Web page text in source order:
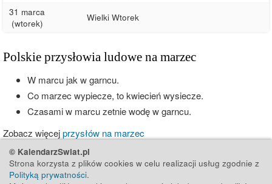
31 marca
(wtorek)
Wielki Wtorek
Polskie przysłowia ludowe na marzec
W marcu jak w garncu.
Co marzec wypiecze, to kwiecień wysiecze.
Czasami w marcu zetnie wodę w garncu.
Zobacz więcejprzysłów na marzec
© KalendarzSwiat.pl
Strona korzysta z plików cookies w celu realizacji usług zgodnie z
Polityką prywatności.